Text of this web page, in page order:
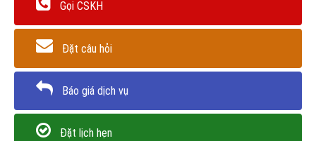
Gọi CSKH
Đặt câu hỏi
Báo giá dịch vụ
Đặt lịch hẹn